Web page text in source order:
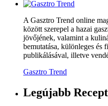
A Gasztro Trend online
között szerepel a hazai
jövőjének, valamint a
bemutatása, különleges és
publikálásával, illetve
Gasztro Trend
Legújabb